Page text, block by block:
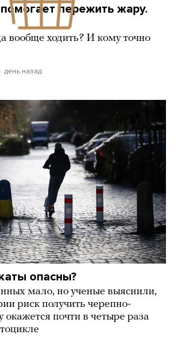
пережить жару.
вообще ходить? И кому точно
день назад
опасны?
мало, но ученые выяснили,
риск получить черепно-
окажется почти в четыре раза